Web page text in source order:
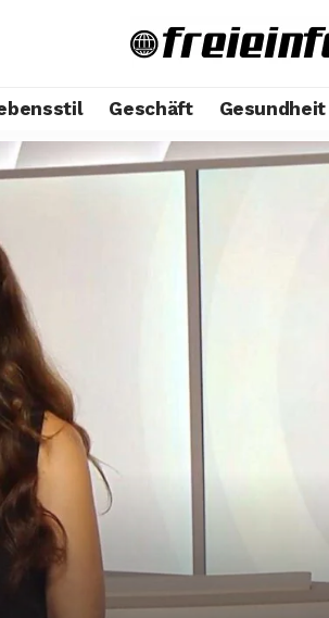
Geschäft Gesundheit